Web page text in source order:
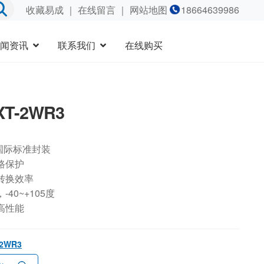
收藏易成｜ 在线留言｜ 网站地图 18664639986
资讯 联系我们 在线购买
2WR3
标准封装
保护
换效率
-40~+105度
性能